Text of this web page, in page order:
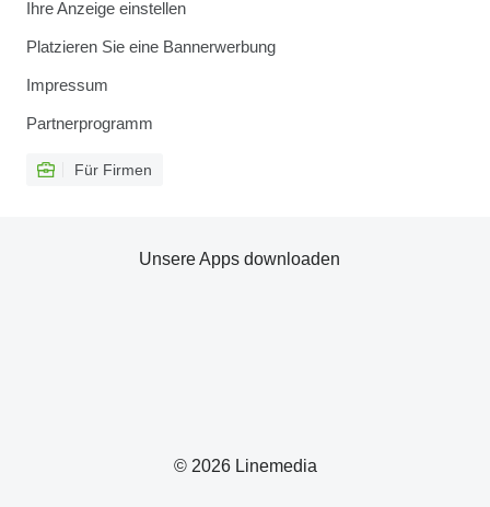
Ihre Anzeige einstellen
Platzieren Sie eine Bannerwerbung
Impressum
Partnerprogramm
Für Firmen
© 2026 Linemedia
Unsere Apps downloaden